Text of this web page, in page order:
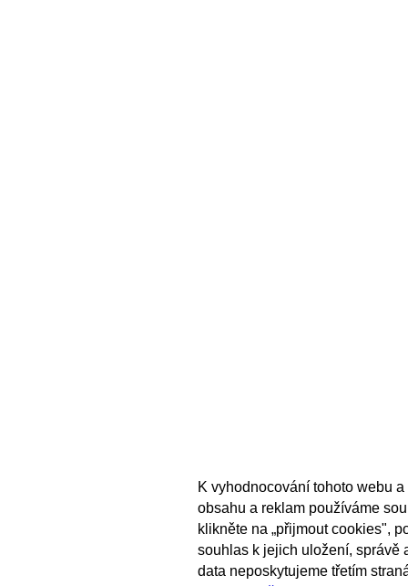
K vyhodnocování tohoto webu
obsahu a reklam používáme
klikněte na „přijmout cookies",
souhlas k jejich uložení, správě
data neposkytujeme třetím